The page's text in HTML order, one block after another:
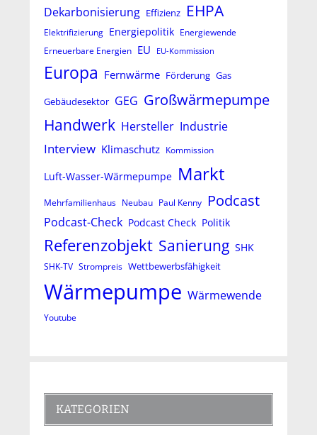
Dekarbonisierung Effizienz EHPA
Elektrifizierung Energiepolitik Energiewende
Erneuerbare Energien EU EU-Kommission
Europa Fernwärme Förderung Gas
Gebäudesektor GEG Großwärmepumpe
Handwerk Hersteller Industrie
Interview Klimaschutz Kommission
Luft-Wasser-Wärmepumpe Markt
Mehrfamilienhaus Neubau Paul Kenny Podcast
Podcast-Check Podcast Check Politik
Referenzobjekt Sanierung SHK
SHK-TV Strompreis Wettbewerbsfähigkeit
Wärmepumpe Wärmewende
Youtube
KATEGORIEN